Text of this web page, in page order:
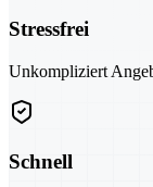
Stressfrei
Unkompliziert
Schnell